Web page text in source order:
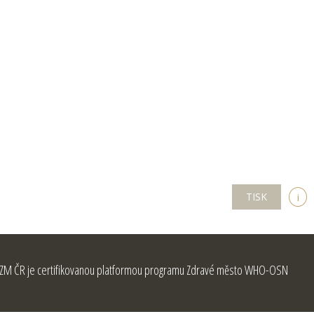
TISK i
ČR je certifikovanou platformou programu Zdravé město WHO-OSN